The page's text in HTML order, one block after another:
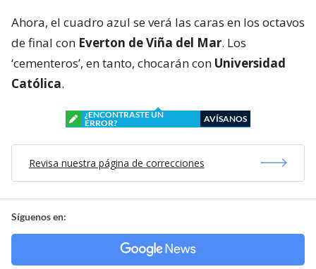
Ahora, el cuadro azul se verá las caras en los octavos
de final con Everton de Viña del Mar. Los
‘cementeros’, en tanto, chocarán con Universidad
Católica.
¿ENCONTRASTE UN
ERROR?
AVÍSANOS
Revisa nuestra página de correcciones
Síguenos en: